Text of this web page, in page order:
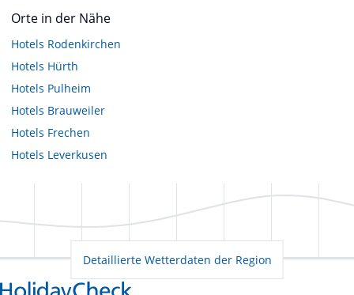
Orte in der Nähe
Hotels Rodenkirchen
Hotels Hürth
Hotels Pulheim
Hotels Brauweiler
Hotels Frechen
Hotels Leverkusen
Detaillierte Wetterdaten der Region